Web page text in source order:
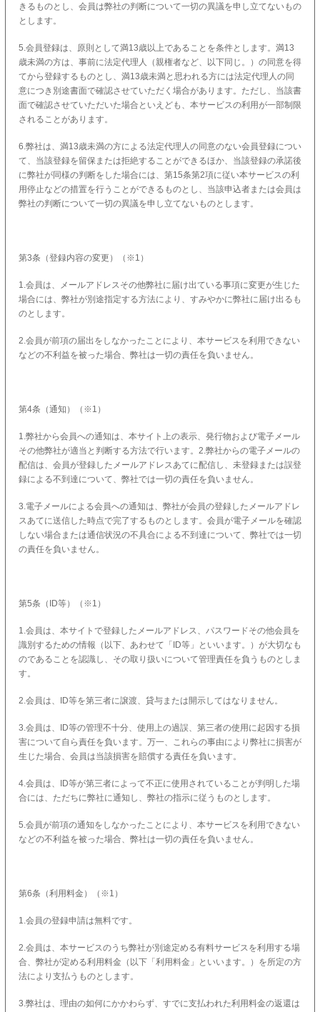
きるものとし、会員は弊社の判断について一切の異議を申し立てないもの
とします。
5.会員登録は、原則として満13歳以上であることを条件とします。満13
歳未満の方は、事前に法定代理人（親権者など、以下同じ。）の同意を得
てから登録するものとし、満13歳未満と思われる方には法定代理人の同
意につき別途書面で確認させていただく場合があります。ただし、当該書
面で確認させていただいた場合といえども、本サービスの利用が一部制限
されることがあります。
6.弊社は、満13歳未満の方による法定代理人の同意のない会員登録につい
て、当該登録を留保または拒絶することができるほか、当該登録の承諾後
に弊社が同様の判断をした場合には、第15条第2項に従い本サービスの利
用停止などの措置を行うことができるものとし、当該申込者または会員は
弊社の判断について一切の異議を申し立てないものとします。
第3条（登録内容の変更）（※1）
1.会員は、メールアドレスその他弊社に届け出ている事項に変更が生じた
場合には、弊社が別途指定する方法により、すみやかに弊社に届け出るも
のとします。
2.会員が前項の届出をしなかったことにより、本サービスを利用できない
などの不利益を被った場合、弊社は一切の責任を負いません。
第4条（通知）（※1）
1.弊社から会員への通知は、本サイト上の表示、発行物および電子メール
その他弊社が適当と判断する方法で行います。2.弊社からの電子メールの
配信は、会員が登録したメールアドレスあてに配信し、未登録または誤登
録による不到達について、弊社では一切の責任を負いません。
3.電子メールによる会員への通知は、弊社が会員の登録したメールアドレ
スあてに送信した時点で完了するものとします。会員が電子メールを確認
しない場合または通信状況の不具合による不到達について、弊社では一切
の責任を負いません。
第5条（ID等）（※1）
1.会員は、本サイトで登録したメールアドレス、パスワードその他会員を
識別するための情報（以下、あわせて「ID等」といいます。）が大切なも
のであることを認識し、その取り扱いについて管理責任を負うものとしま
す。
2.会員は、ID等を第三者に譲渡、貸与または開示してはなりません。
3.会員は、ID等の管理不十分、使用上の過誤、第三者の使用に起因する損
害について自ら責任を負います。万一、これらの事由により弊社に損害が
生じた場合、会員は当該損害を賠償する責任を負います。
4.会員は、ID等が第三者によって不正に使用されていることが判明した場
合には、ただちに弊社に通知し、弊社の指示に従うものとします。
5.会員が前項の通知をしなかったことにより、本サービスを利用できない
などの不利益を被った場合、弊社は一切の責任を負いません。
第6条（利用料金）（※1）
1.会員の登録申請は無料です。
2.会員は、本サービスのうち弊社が別途定める有料サービスを利用する場
合、弊社が定める利用料金（以下「利用料金」といいます。）を所定の方
法により支払うものとします。
3.弊社は、理由の如何にかかわらず、すでに支払われた利用料金の返還は